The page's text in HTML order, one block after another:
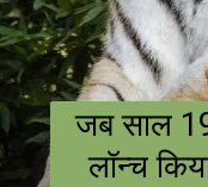
जब साल
लॉन्च